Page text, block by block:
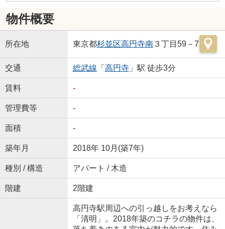
物件概要
所在地 東京都杉並区高円寺南３丁目59－7
交通 総武線 「 高円寺」駅 徒歩3分
賃料 -
管理費等 -
面積 -
築年月 2018年 10月(築7年)
種別 / 構造 アパート / 木造
階建 2階建
高円寺駅周辺への引っ越しをお考えなら
「清明」。2018年築のコチラの物件は、